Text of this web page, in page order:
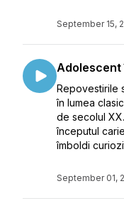
September 15,
Repovestirile
în lumea
de secolul
începutul
îmboldi
September 01,